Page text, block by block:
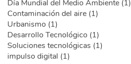
Día Mundial del Medio Ambiente (1)
Contaminación del aire (1)
Urbanismo (1)
Desarrollo Tecnológico (1)
Soluciones tecnológicas (1)
impulso digital (1)